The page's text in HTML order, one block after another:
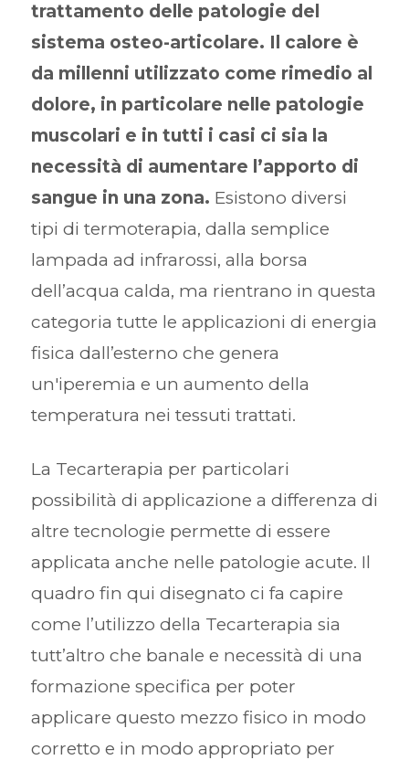
trattamento delle patologie del
sistema osteo-articolare. Il calore è
da millenni utilizzato come rimedio al
dolore, in particolare nelle patologie
muscolari e in tutti i casi ci sia la
necessità di aumentare l’apporto di
sangue in una zona. Esistono diversi
tipi di termoterapia, dalla semplice
lampada ad infrarossi, alla borsa
dell’acqua calda, ma rientrano in questa
categoria tutte le applicazioni di energia
fisica dall’esterno che genera
un'iperemia e un aumento della
temperatura nei tessuti trattati.
La Tecarterapia per particolari
possibilità di applicazione a differenza di
altre tecnologie permette di essere
applicata anche nelle patologie acute. Il
quadro fin qui disegnato ci fa capire
come l’utilizzo della Tecarterapia sia
tutt’altro che banale e necessità di una
formazione specifica per poter
applicare questo mezzo fisico in modo
corretto e in modo appropriato per